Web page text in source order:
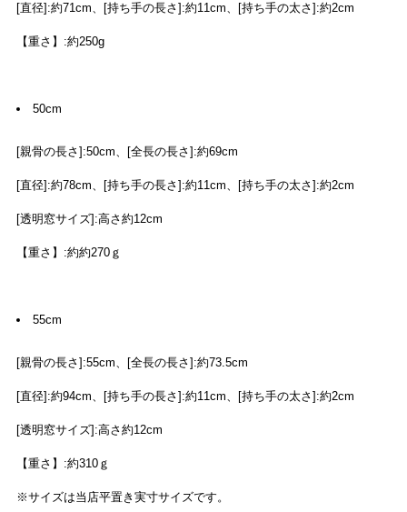
[直径]:約71cm、[持ち手の長さ]:約11cm、[持ち手の太さ]:約2cm
【重さ】:約250g
50cm
[親骨の長さ]:50cm、[全長の長さ]:約69cm
[直径]:約78cm、[持ち手の長さ]:約11cm、[持ち手の太さ]:約2cm
[透明窓サイズ]:高さ約12cm
【重さ】:約約270ｇ
55cm
[親骨の長さ]:55cm、[全長の長さ]:約73.5cm
[直径]:約94cm、[持ち手の長さ]:約11cm、[持ち手の太さ]:約2cm
[透明窓サイズ]:高さ約12cm
【重さ】:約310ｇ
※サイズは当店平置き実寸サイズです。